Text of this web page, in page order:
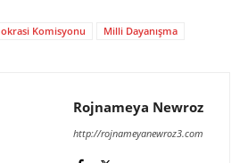
Komisyonu
Milli Dayanışma
Rojnameya Newroz
http://rojnameyanewroz3.com